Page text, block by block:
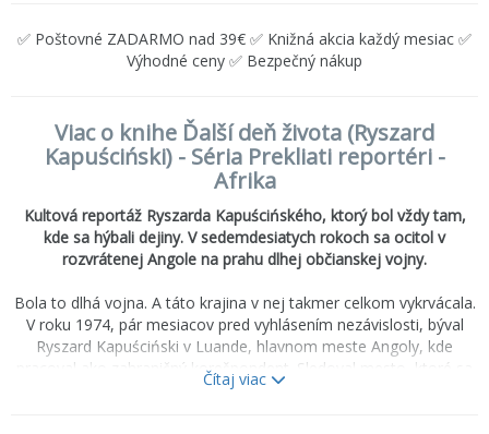
✅ Poštovné ZADARMO nad 39€ ✅ Knižná akcia každý mesiac ✅
Výhodné ceny ✅ Bezpečný nákup
Viac o knihe Ďalší deň života (Ryszard
Kapuściński) - Séria Prekliati reportéri -
Afrika
Kultová reportáž Ryszarda Kapuścińského, ktorý bol vždy tam,
kde sa hýbali dejiny. V sedemdesiatych rokoch sa ocitol v
rozvrátenej Angole na prahu dlhej občianskej vojny.
Bola to dlhá vojna. A táto krajina v nej takmer celkom vykrvácala.
V roku 1974, pár mesiacov pred vyhlásením nezávislosti, býval
Ryszard Kapuściński v Luande, hlavnom meste Angoly, kde
pracoval ako zahraničný korešpondent. Sledoval mesto, ktoré sa
postupne vyľudňovalo, pozoroval paniku utekajúcich
Čítaj viac